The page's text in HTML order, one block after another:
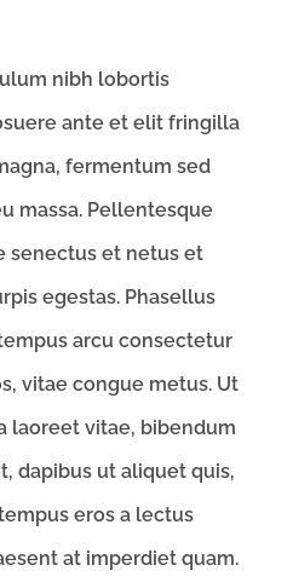
nibh lobortis
ante et elit fringilla
fermentum sed
massa. Pellentesque
senectus et netus et
egestas. Phasellus
arcu consectetur
vitae congue metus. Ut
laoreet vitae, bibendum
dapibus ut aliquet quis,
eros a lectus
at imperdiet quam.